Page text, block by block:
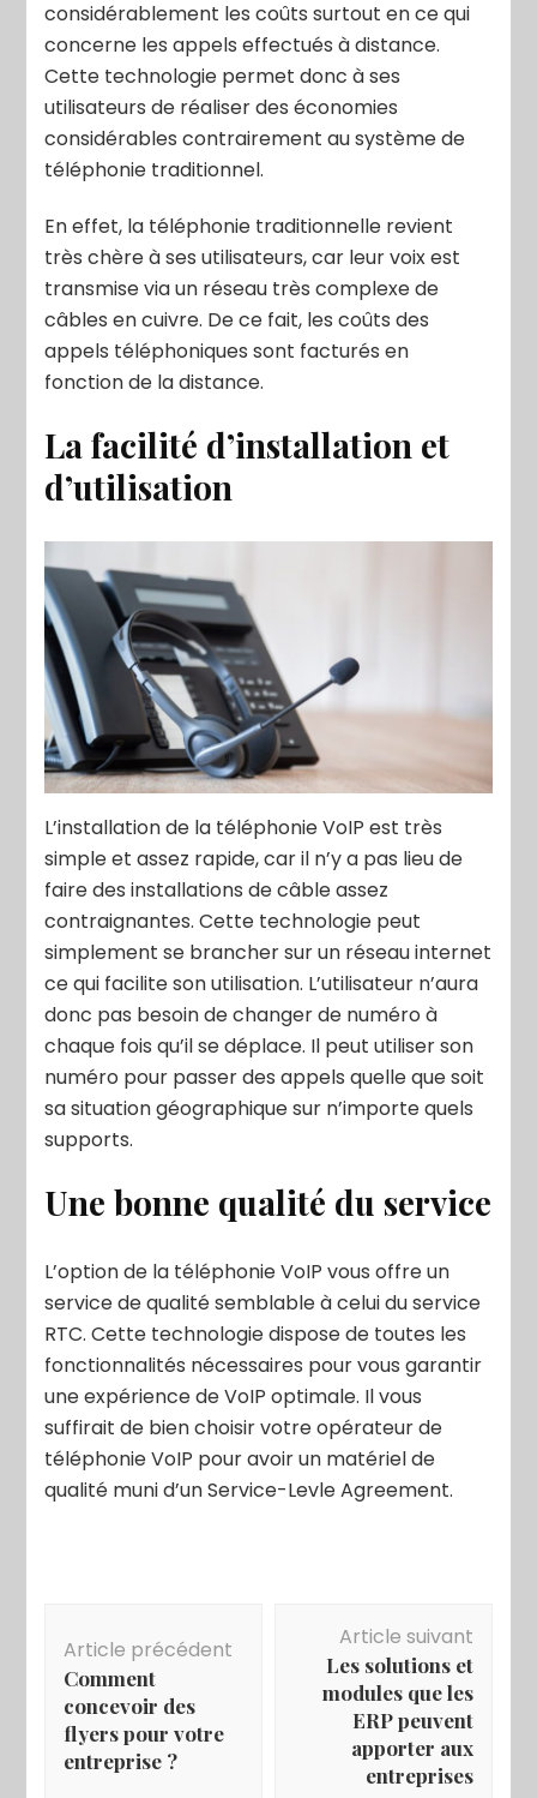
considérablement les coûts surtout en ce qui
concerne les appels effectués à distance.
Cette technologie permet donc à ses
utilisateurs de réaliser des économies
considérables contrairement au système de
téléphonie traditionnel.
En effet, la téléphonie traditionnelle revient
très chère à ses utilisateurs, car leur voix est
transmise via un réseau très complexe de
câbles en cuivre. De ce fait, les coûts des
appels téléphoniques sont facturés en
fonction de la distance.
La facilité d’installation et
d’utilisation
L’installation de la téléphonie VoIP est très
simple et assez rapide, car il n’y a pas lieu de
faire des installations de câble assez
contraignantes. Cette technologie peut
simplement se brancher sur un réseau internet
ce qui facilite son utilisation. L’utilisateur n’aura
donc pas besoin de changer de numéro à
chaque fois qu’il se déplace. Il peut utiliser son
numéro pour passer des appels quelle que soit
sa situation géographique sur n’importe quels
supports.
Une bonne qualité du service
L’option de la téléphonie VoIP vous offre un
service de qualité semblable à celui du service
RTC. Cette technologie dispose de toutes les
fonctionnalités nécessaires pour vous garantir
une expérience de VoIP optimale. Il vous
suffirait de bien choisir votre opérateur de
téléphonie VoIP pour avoir un matériel de
qualité muni d’un Service-Levle Agreement.
d'article
Article précédent
Comment
concevoir des
flyers pour votre
entreprise ?
Article suivant
Les solutions et
modules que les
ERP peuvent
apporter aux
entreprises